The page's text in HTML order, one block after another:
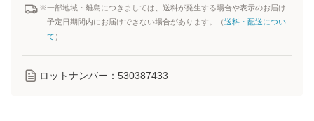
※一部地域・離島につきましては、送料が発生する場合や表示のお届け
予定日期間内にお届けできない場合があります。（送料・配送につい
て ）
ロットナンバー： 530387433